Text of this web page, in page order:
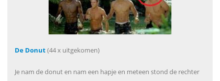
De Donut(44 x uitgekomen)
Je nam de donut en nam een hapje en meteen stond de rechter